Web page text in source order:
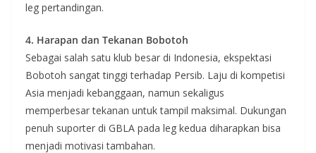
leg pertandingan.
4. Harapan dan Tekanan Bobotoh
Sebagai salah satu klub besar di Indonesia, ekspektasi
Bobotoh sangat tinggi terhadap Persib. Laju di kompetisi
Asia menjadi kebanggaan, namun sekaligus
memperbesar tekanan untuk tampil maksimal. Dukungan
penuh suporter di GBLA pada leg kedua diharapkan bisa
menjadi motivasi tambahan.